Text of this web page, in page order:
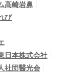
高崎岩鼻
び
日本株式会社
社団醫光会